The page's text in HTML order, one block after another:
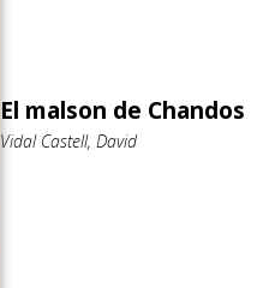
El malson de Chandos
Vidal Castell, David